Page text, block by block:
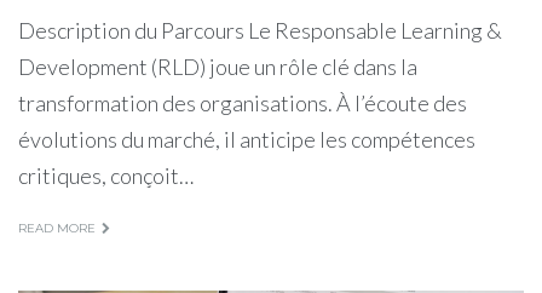
Description du Parcours Le Responsable Learning &
Development (RLD) joue un rôle clé dans la
transformation des organisations. À l’écoute des
évolutions du marché, il anticipe les compétences
critiques, conçoit…
READ MORE